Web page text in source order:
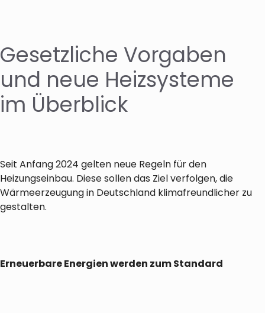
Gesetzliche Vorgaben
und neue Heizsysteme
im Überblick
Seit Anfang 2024 gelten neue Regeln für den
Heizungseinbau. Diese sollen das Ziel verfolgen, die
Wärmeerzeugung in Deutschland klimafreundlicher zu
gestalten.
Erneuerbare Energien werden zum Standard